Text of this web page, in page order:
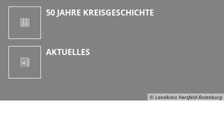
© Landkreis Hersfeld-Rotenburg
50 JAHRE KREISGESCHICHTE
AKTUELLES